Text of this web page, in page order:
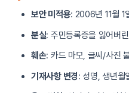
보안 미적용: 2006년 11월 1
분실: 주민등록증을 잃어버
훼손: 카드 마모, 글씨/사진
기재사항 변경: 성명, 생년월